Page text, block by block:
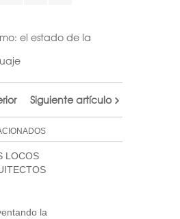
el estado de la
Siguiente artículo
LOCOS
la